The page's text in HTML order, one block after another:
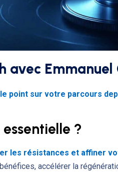
avec Emmanuel
point sur votre parcours
?
les résistances et affiner
accélérer la